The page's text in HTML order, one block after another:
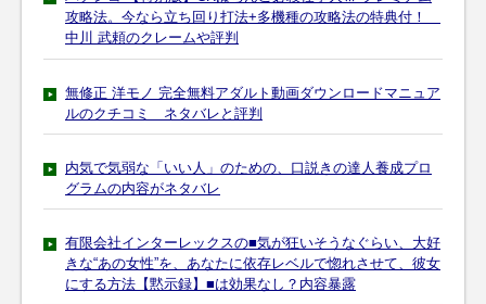
攻略法。今なら立ち回り打法+多機種の攻略法の特典付！
中川 武頼のクレームや評判
無修正 洋モノ 完全無料アダルト動画ダウンロードマニュア
ルのクチコミ ネタバレと評判
内気で気弱な「いい人」のための、口説きの達人養成プロ
グラムの内容がネタバレ
有限会社インターレックスの■気が狂いそうなぐらい、大好
きな“あの女性”を、あなたに依存レベルで惚れさせて、彼女
にする方法【黙示録】■は効果なし？内容暴露